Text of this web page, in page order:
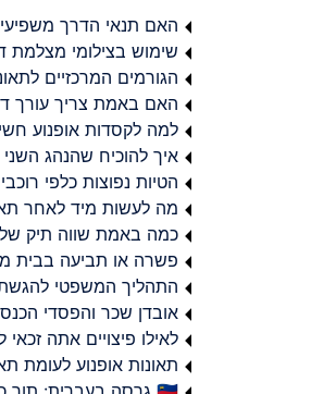
האם תנאי הדרך
שימוש בצילומי מצלמת
הגורמים המרכזיים
האם באמת צריך עורך
למה לקסדות אופנוע
איך להוכיח שהנהג
הטיות נפוצות כלפי
מה לעשות מיד לאחר
כמה באמת שווה תיק של
פשרה או תביעה בבית
התהליך המשפטי להגשת
אובדן שכר והפסדי
לאילו פיצויים אתה
תאונות אופנוע לעומת